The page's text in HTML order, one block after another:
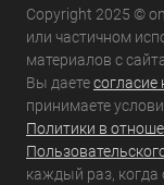
Copyright 2025 ©
или частичном
материалов с
Вы даете
принимаете
Политики в
каждый раз,